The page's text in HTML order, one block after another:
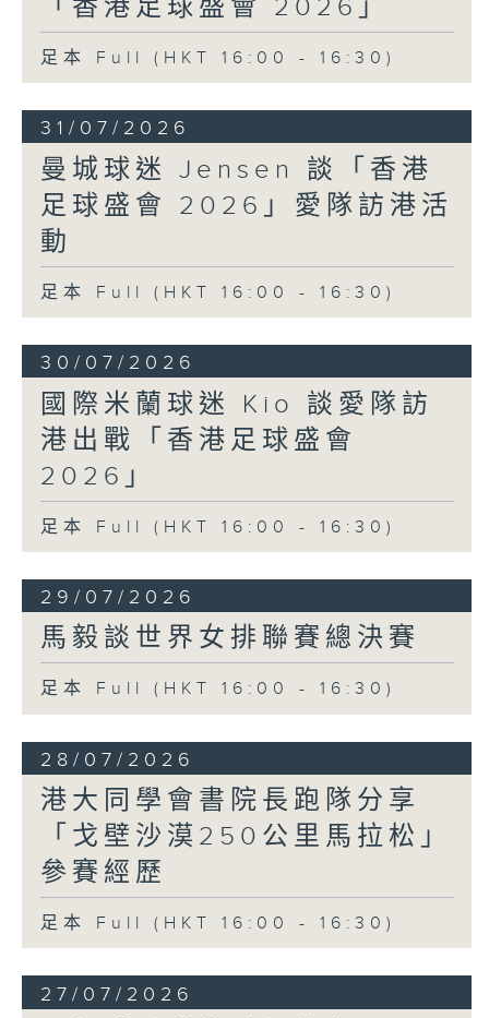
「香港足球盛會 2026」
足本 Full (HKT 16:00 - 16:30)
31/07/2026
曼城球迷 Jensen 談「香港
足球盛會 2026」愛隊訪港活
動
足本 Full (HKT 16:00 - 16:30)
30/07/2026
國際米蘭球迷 Kio 談愛隊訪
港出戰「香港足球盛會
2026」
足本 Full (HKT 16:00 - 16:30)
29/07/2026
馬毅談世界女排聯賽總決賽
足本 Full (HKT 16:00 - 16:30)
28/07/2026
港大同學會書院長跑隊分享
「戈壁沙漠250公里馬拉松」
參賽經歷
足本 Full (HKT 16:00 - 16:30)
27/07/2026